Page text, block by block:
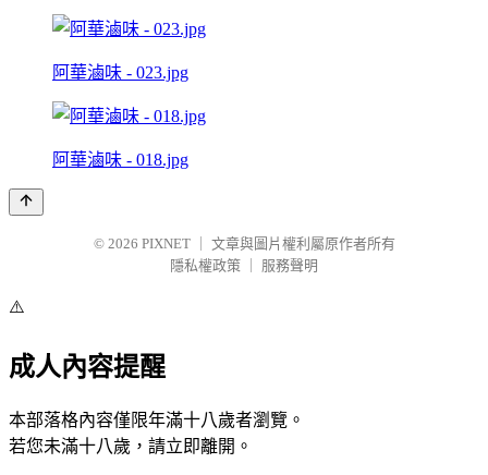
阿華滷味 - 023.jpg
阿華滷味 - 018.jpg
© 2026 PIXNET
文章與圖片權利屬原作者所有
隱私權政策
服務聲明
⚠️
成人內容提醒
本部落格內容僅限年滿十八歲者瀏覽。
若您未滿十八歲，請立即離開。